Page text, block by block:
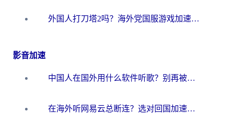
外国人打刀塔2吗？海外党国服游戏加速避坑全攻略
影音加速
中国人在国外用什么软件听歌？别再被地域限制卡脖子，这篇教你轻松解锁国内音乐库
在海外听网易云总断连？选对回国加速器，告别地区限制和卡顿